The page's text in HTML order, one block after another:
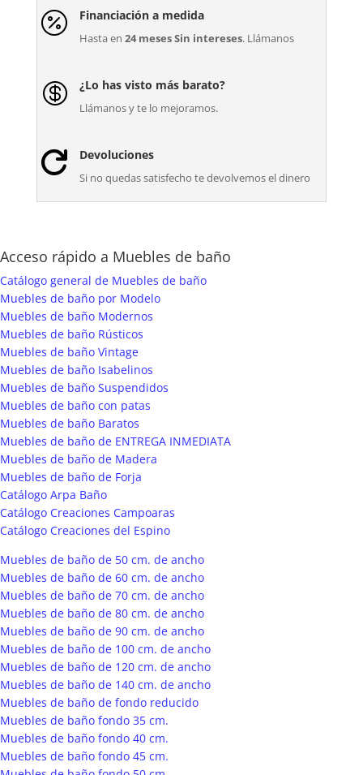
 Financiación a medida
Hasta en 24 meses Sin intereses. Llámanos
 ¿Lo has visto más barato?
Llámanos y te lo mejoramos.
 Devoluciones
Si no quedas satisfecho te devolvemos el dinero
Acceso rápido a Muebles de baño
Catálogo general de Muebles de baño
Muebles de baño por Modelo
Muebles de baño Modernos
Muebles de baño Rústicos
Muebles de baño Vintage
Muebles de baño Isabelinos
Muebles de baño Suspendidos
Muebles de baño con patas
Muebles de baño Baratos
Muebles de baño de ENTREGA INMEDIATA
Muebles de baño de Madera
Muebles de baño de Forja
Catálogo Arpa Baño
Catálogo Creaciones Campoaras
Catálogo Creaciones del Espino
Muebles de baño de 50 cm. de ancho
Muebles de baño de 60 cm. de ancho
Muebles de baño de 70 cm. de ancho
Muebles de baño de 80 cm. de ancho
Muebles de baño de 90 cm. de ancho
Muebles de baño de 100 cm. de ancho
Muebles de baño de 120 cm. de ancho
Muebles de baño de 140 cm. de ancho
Muebles de baño de fondo reducido
Muebles de baño fondo 35 cm.
Muebles de baño fondo 40 cm.
Muebles de baño fondo 45 cm.